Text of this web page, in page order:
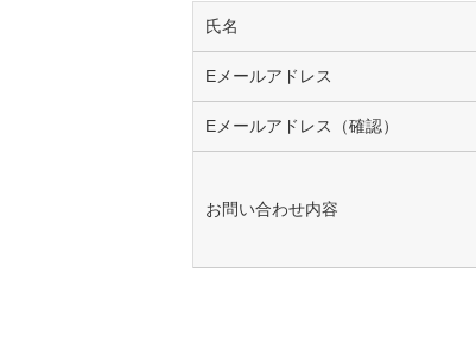
氏名
Eメールアドレス
Eメールアドレス（確認）
お問い合わせ内容